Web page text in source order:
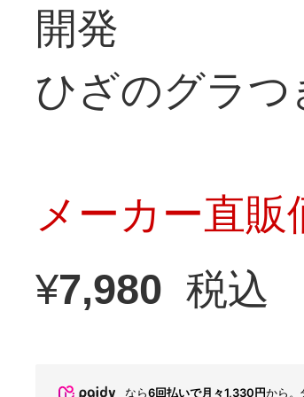
開発
ひざのグラ
メーカー直販
¥7,980 税込
なら6回払いで月々1,330円から。